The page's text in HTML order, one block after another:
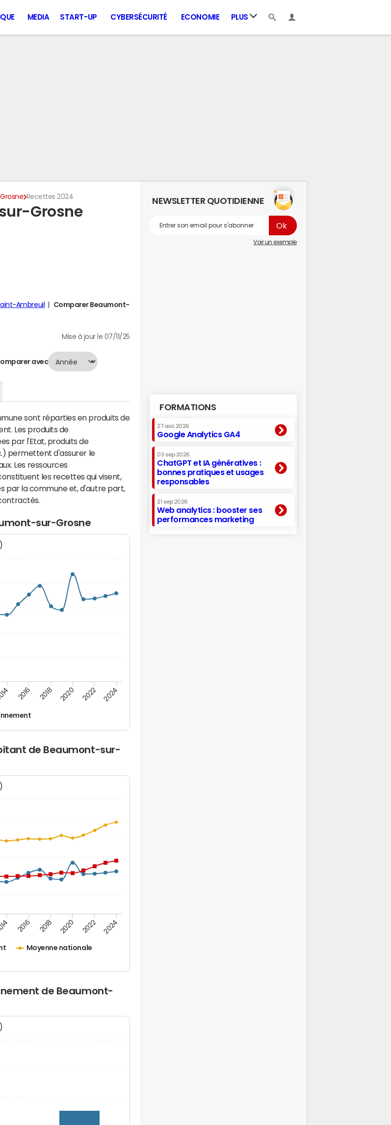
MEDIA START-UP CYBERSÉCURITÉ ECONOMIE PLUS
Recettes 2024
Grosne
Ambreuil
Comparer Beaumont-
Mise à jour le 07/11/25
avec
sont réparties en produits de
Les produits de
par l'Etat, produits de
permettent d'assurer le
Les ressources
les recettes qui visent,
par la commune et, d'autre part,
sur-Grosne
2016 2018 2020 2022 2024
de Beaumont-sur-
Moyenne nationale
2016 2018 2020 2022 2024
de Beaumont-
NEWSLETTER QUOTIDIENNE
Voir un exemple
FORMATIONS
27 aoû 2026
Google Analytics GA4
03 sep 2026
ChatGPT et IA génératives :
bonnes pratiques et usages
responsables
21 sep 2026
Web analytics : booster ses
performances marketing